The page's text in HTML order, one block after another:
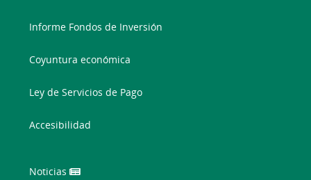
Informe Fondos de Inversión
Coyuntura económica
Ley de Servicios de Pago
Accesibilidad
Noticias